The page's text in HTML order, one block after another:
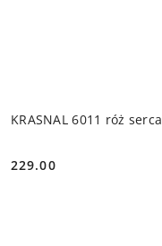
KRASNAL 6011 róż serca
Cena:
229.00